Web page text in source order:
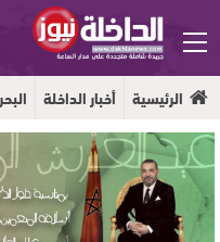
الرئيسية أخبار الداخلة